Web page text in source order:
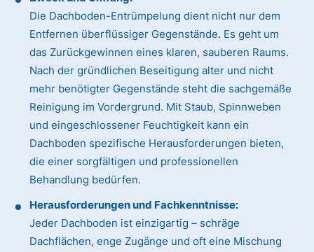
Die Dachboden-Entrümpelung dient nicht nur dem
Entfernen überflüssiger Gegenstände. Es geht um
das Zurückgewinnen eines klaren, sauberen Raums.
Nach der gründlichen Beseitigung alter und nicht
mehr benötigter Gegenstände steht die sachgemäße
Reinigung im Vordergrund. Mit Staub, Spinnweben
und eingeschlossener Feuchtigkeit kann ein
Dachboden spezifische Herausforderungen bieten,
die einer sorgfältigen und professionellen
Behandlung bedürfen.
Herausforderungen und Fachkenntnisse:
Jeder Dachboden ist einzigartig – schräge
Dachflächen, enge Zugänge und oft eine Mischung